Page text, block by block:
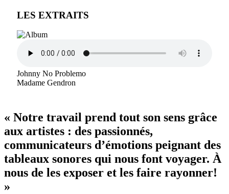
LES EXTRAITS
Johnny No Problemo
Madame Gendron
« Notre travail prend tout son sens grâce
aux artistes : des passionnés,
communicateurs d’émotions peignant des
tableaux sonores qui nous font voyager. À
nous de les exposer et les faire rayonner!
»